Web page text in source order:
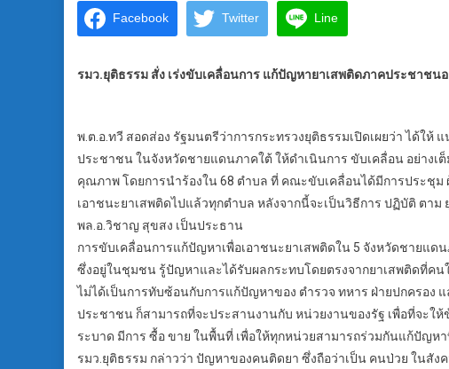
Facebook Twitter Line
รมว.ยุติธรรม สั่ง เร่งขับเคลื่อนการ แก้ปัญหายาเสพติดภาคประชาช
พ.ต.อ.ทวี สอดส่อง รัฐมนตรีว่าการกระทรวงยุติธรรมเปิดเผยว่า ได้ใ
ประชาชน ในจังหวัดชายแดนภาคใต้ ให้ดำเนินการ ขับเคลื่อน อย่างเ
คุณภาพ โดยการนำร้องใน 68 ตำบล ที่ คณะขับเคลื่อนได้มีการประชุ
เอาชนะยาเสพติดไปแล้วทุกตำบล หลังจากนี้จะเป็นวิธีการ ปฏิบัติ ต
พล.อ.วิชาญ สุขสง เป็นประธาน
การขับเคลื่อนการแก้ปัญหาเพื่อเอาชนะยาเสพติดใน 5 จังหวัดชายแ
ซึ่งอยู่ในชุมชน รู้ปัญหาและได้รับผลกระทบโดยตรงจากยาเสพติดที่ค
ไม่ได้เป็นการทับซ้อนกับการแก้ปัญหาของ ตำรวจ ทหาร ฝ่ายปกครอ
ประชาชน ก็สามารถที่จะประสานงานกับ หน่วยงานของรัฐ เพื่อที่จะใ
ระบาด มีการ ซื้อ ขาย ในพื้นที่ เพื่อให้ทุกหน่วยสามารถร่วมกันแก้ปัญห
รมว.ยุติธรรม กล่าวว่า ปัญหาของคนติดยา ซึ่งถือว่าเป็น คนป่วย ในสั